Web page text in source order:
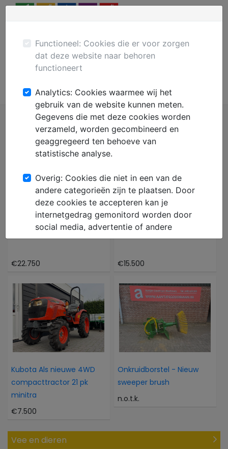
Plaats gratis advertentie
Mechanisatie
€22.750 €15.500
Kubota Als nieuwe 4WD
compacttractor 21 pk
minitra
€7.500
Onkruidborstel - Nieuw
sweeper brush
n.o.t.k.
Vee en dieren